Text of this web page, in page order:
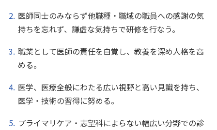
医師同士のみならず他職種・職域の職員への感謝の気
持ちを忘れず、謙虚な気持ちで研修を行なう。
職業として医師の責任を自覚し、教養を深め人格を高
める。
医学、医療全般にわたる広い視野と高い見識を持ち、
医学・技術の習得に努める。
プライマリケア・志望科によらない幅広い分野での診